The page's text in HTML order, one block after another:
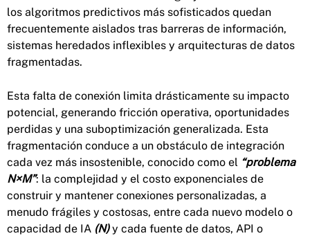
los algoritmos predictivos más sofisticados quedan
frecuentemente aislados tras barreras de información,
sistemas heredados inflexibles y arquitecturas de datos
fragmentadas.
Esta falta de conexión limita drásticamente su impacto
potencial, generando fricción operativa, oportunidades
perdidas y una suboptimización generalizada. Esta
fragmentación conduce a un obstáculo de integración
cada vez más insostenible, conocido como el “problema
N×M”: la complejidad y el costo exponenciales de
construir y mantener conexiones personalizadas, a
menudo frágiles y costosas, entre cada nuevo modelo o
capacidad de IA (N)y cada fuente de datos, API o